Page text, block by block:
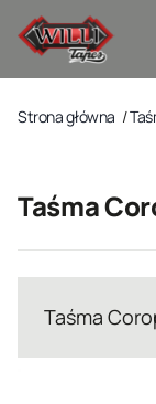
Strona główna /
Taśma
Taśma